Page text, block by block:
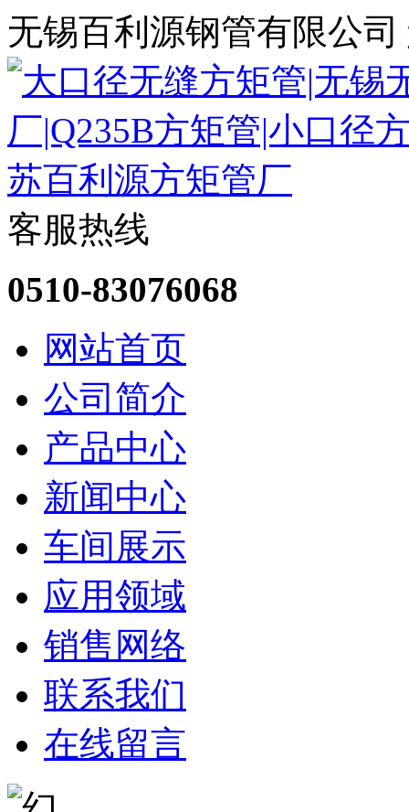
无锡百利源钢管有限公司
客服热线
0510-83076068
网站首页
公司简介
产品中心
新闻中心
车间展示
应用领域
销售网络
联系我们
在线留言